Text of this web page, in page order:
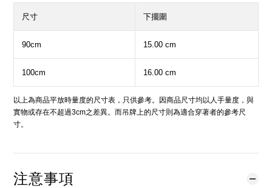
尺寸 下擺圍
90cm 15.00 cm
100cm 16.00 cm
以上為商品平放時量度的尺寸表，只供參考。因商品尺寸均以人手量度，與
實物或存在不超過3cm之差異。而吊牌上的尺寸則為適合穿著者的參考尺
寸。
注意事項